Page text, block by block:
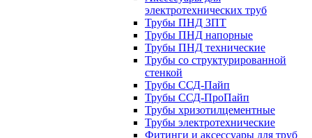
электротехнических труб
Трубы ПНД ЗПТ
Трубы ПНД напорные
Трубы ПНД технические
Трубы со структурированной
стенкой
Трубы ССД-Пайп
Трубы ССД-ПроПайп
Трубы хризотилцементные
Трубы электротехнические
Фитинги и аксессуары для труб